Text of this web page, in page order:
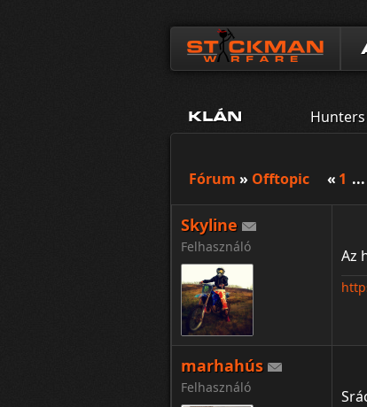
KLÁN Hunters
Fórum » Offtopic « 1 ...
Skyline
Felhasználó
Az
marhahús
Felhasználó